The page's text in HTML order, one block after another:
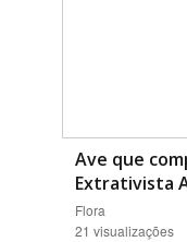
Ave que
Extrativista
Flora
21 visualizações